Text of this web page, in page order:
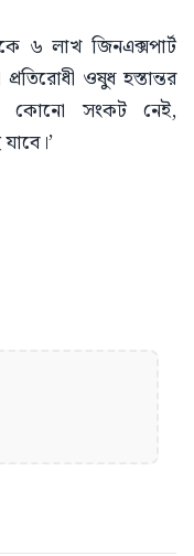
৬ লাখ জিনএক্সপার্ট
ওষুধ হস্তান্তর
কোনো সংকট নেই,